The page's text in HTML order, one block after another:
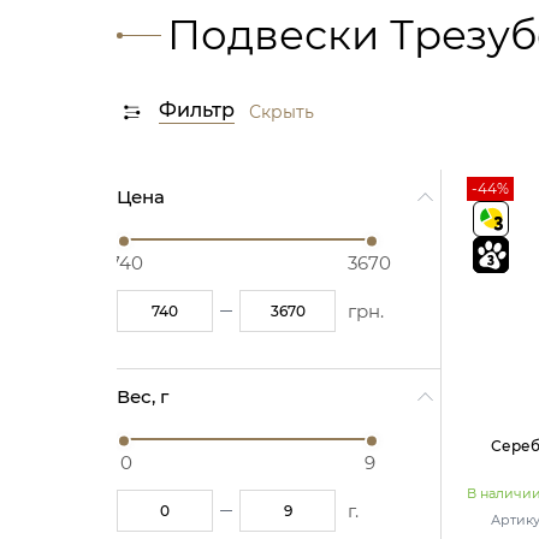
Подвески
Фильтр Скрыть
Цена
740 3670
грн.
Вес, г
0 9
г.
-44%
В наличии